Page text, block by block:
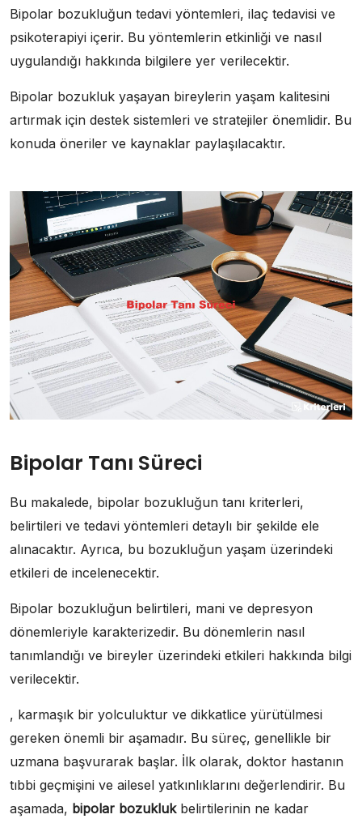
Bipolar bozukluğun tedavi yöntemleri, ilaç tedavisi ve
psikoterapiyi içerir. Bu yöntemlerin etkinliği ve nasıl
uygulandığı hakkında bilgilere yer verilecektir.
Bipolar bozukluk yaşayan bireylerin yaşam kalitesini
artırmak için destek sistemleri ve stratejiler önemlidir. Bu
konuda öneriler ve kaynaklar paylaşılacaktır.
Bipolar Tanı Süreci
Bu makalede, bipolar bozukluğun tanı kriterleri,
belirtileri ve tedavi yöntemleri detaylı bir şekilde ele
alınacaktır. Ayrıca, bu bozukluğun yaşam üzerindeki
etkileri de incelenecektir.
Bipolar bozukluğun belirtileri, mani ve depresyon
dönemleriyle karakterizedir. Bu dönemlerin nasıl
tanımlandığı ve bireyler üzerindeki etkileri hakkında bilgi
verilecektir.
, karmaşık bir yolculuktur ve dikkatlice yürütülmesi
gereken önemli bir aşamadır. Bu süreç, genellikle bir
uzmana başvurarak başlar. İlk olarak, doktor hastanın
tıbbi geçmişini ve ailesel yatkınlıklarını değerlendirir. Bu
aşamada, bipolar bozuklukbelirtilerinin ne kadar